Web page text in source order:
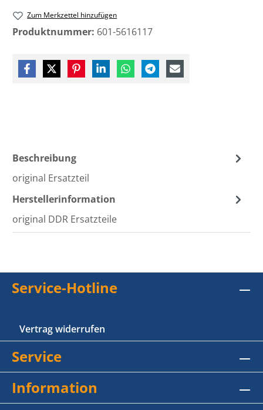
Zum Merkzettel hinzufügen
Produktnummer: 601-5616117
Beschreibung
original Ersatzteil
Herstellerinformation
original DDR Ersatzteile
Service-Hotline
Vertrag widerrufen
Service
Information